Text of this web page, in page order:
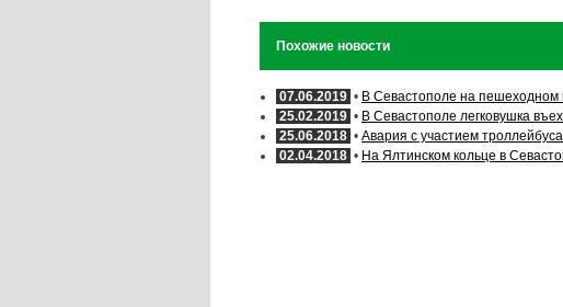
Похожие новости
07.06.2019 • В Севастополе на
25.02.2019 • В Севастополе легковушка
25.06.2018 • Авария с участием
02.04.2018 • На Ялтинском кольце в